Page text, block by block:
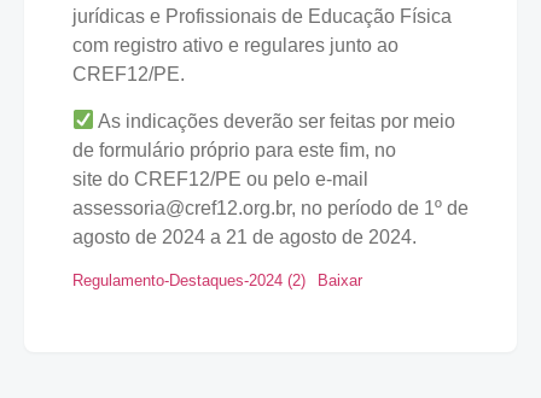
jurídicas e Profissionais de Educação Física
com registro ativo e regulares junto ao
CREF12/PE.
As indicações deverão ser feitas por meio
de formulário próprio para este fim, no
site do CREF12/PE ou pelo e-mail
assessoria@cref12.org.br, no período de 1º de
agosto de 2024 a 21 de agosto de 2024.
Regulamento-Destaques-2024 (2) Baixar